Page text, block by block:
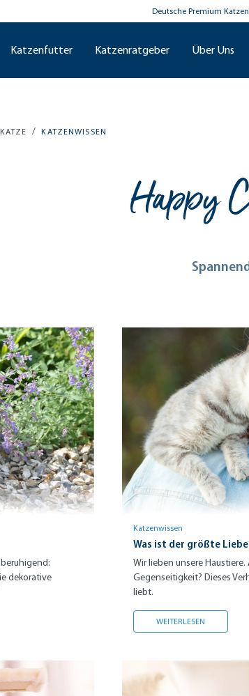
Deutsche Premium
Katzenfutter Katzenratgeber Über Uns
/ KATZENWISSEN
Happy
dekorative
Katzenwissen
Was ist der größte
Wir lieben unsere
Gegenseitigkeit? Dieses
liebt.
WEITERLESEN